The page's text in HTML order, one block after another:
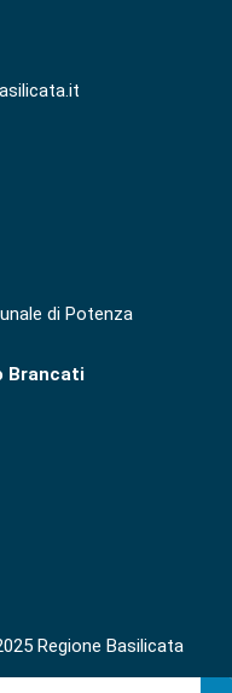
di Potenza
Brancati
Regione Basilicata